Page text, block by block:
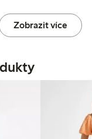
Zobrazit více